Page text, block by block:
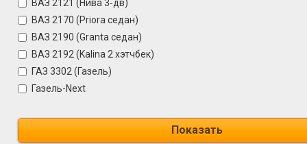
ВАЗ 2121 (Нива 3‑дв)
ВАЗ 2170 (Priora седан)
ВАЗ 2190 (Granta седан)
ВАЗ 2192 (Kalina 2 хэтчбек)
ГАЗ 3302 (Газель)
Газель-Next